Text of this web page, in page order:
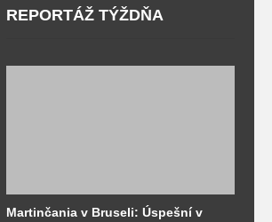
REPORTÁŽ TÝŽDŇA
Martinčania v Bruseli: Úspešní v